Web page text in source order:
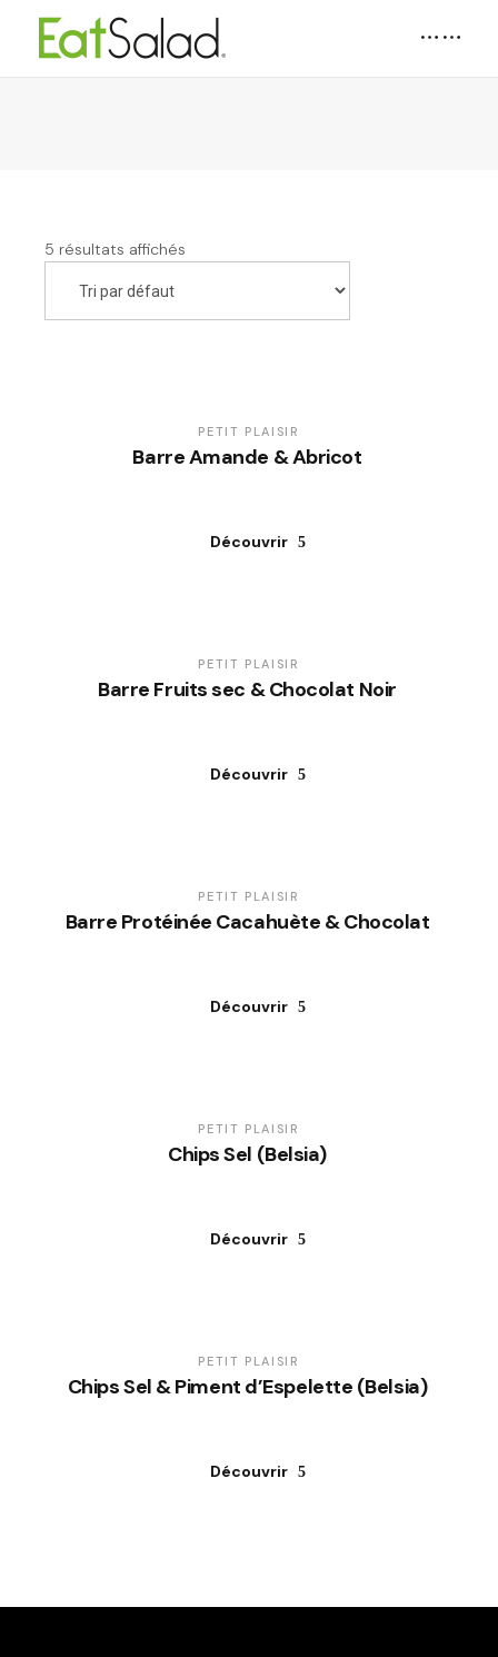
5 résultats affichés
PETIT PLAISIR
Barre Amande & Abricot
Découvrir
PETIT PLAISIR
Barre Fruits sec & Chocolat Noir
Découvrir
PETIT PLAISIR
Barre Protéinée Cacahuète & Chocolat
Découvrir
PETIT PLAISIR
Chips Sel (Belsia)
Découvrir
PETIT PLAISIR
Chips Sel & Piment d’Espelette (Belsia)
Découvrir